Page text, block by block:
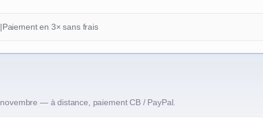
|Paiement en 3× sans frais
— à distance, paiement CB / PayPal.